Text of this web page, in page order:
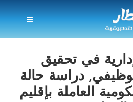
في تحقيق
دراسة حالة
العاملة بإقليم